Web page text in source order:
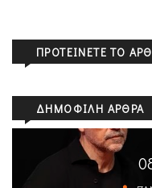
ΠΡΟΤΕΊΝΕΤΕ ΤΟ
ΔΗΜΟΦΙΛΉ ΆΡΘΡΑ